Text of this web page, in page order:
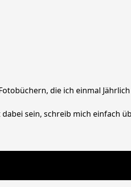
die ich einmal
sein, schreib mich einfach